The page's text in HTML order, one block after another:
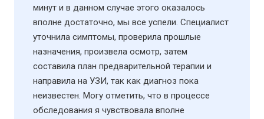
минут и в данном случае этого оказалось
вполне достаточно, мы все успели. Специалист
уточнила симптомы, проверила прошлые
назначения, произвела осмотр, затем
составила план предварительной терапии и
направила на УЗИ​, так как диагноз пока
неизвестен. Могу отметить, что в процессе
обследования я чувствовала вполне